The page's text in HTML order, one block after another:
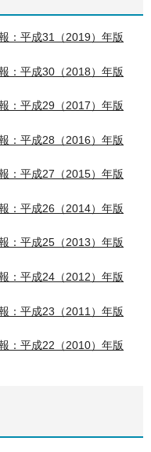
：平成31（2019）年版
：平成30（2018）年版
：平成29（2017）年版
：平成28（2016）年版
：平成27（2015）年版
：平成26（2014）年版
：平成25（2013）年版
：平成24（2012）年版
：平成23（2011）年版
：平成22（2010）年版